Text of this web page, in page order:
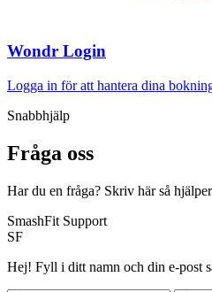
Wondr Login
Logga in för att hantera dina
Snabbhjälp
Fråga oss
Har du en fråga? Skriv här så
SmashFit Support
SF
Hej! Fyll i ditt namn och din e-post